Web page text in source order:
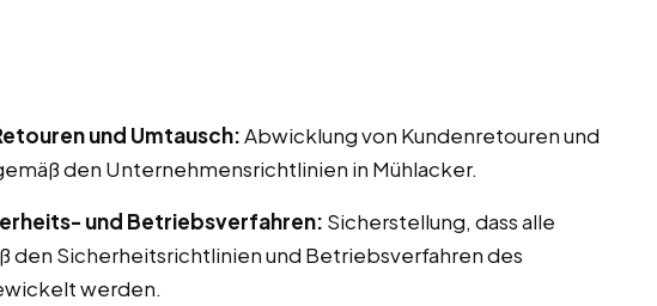
und Umtausch:Abwicklung von Kundenretouren und
den Unternehmensrichtlinien in Mühlacker.
und Betriebsverfahren: Sicherstellung, dass alle
den Sicherheitsrichtlinien und Betriebsverfahren des
werden.